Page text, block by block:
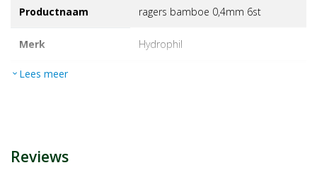
Productnaam ragers bamboe 0,4mm 6st
Merk hydrophil
EAN
expand_more Lees meer
Reviews